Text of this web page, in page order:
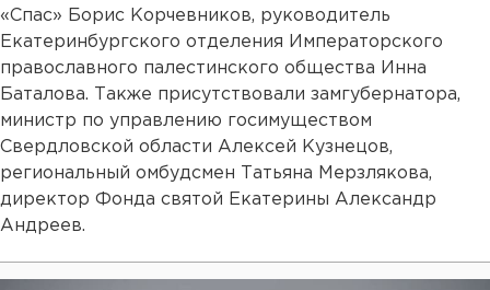
«Спас» Борис Корчевников, руководитель
Екатеринбургского отделения Императорского
православного палестинского общества Инна
Баталова. Также присутствовали замгубернатора,
министр по управлению госимуществом
Свердловской области Алексей Кузнецов,
региональный омбудсмен Татьяна Мерзлякова,
директор Фонда святой Екатерины Александр
Андреев.